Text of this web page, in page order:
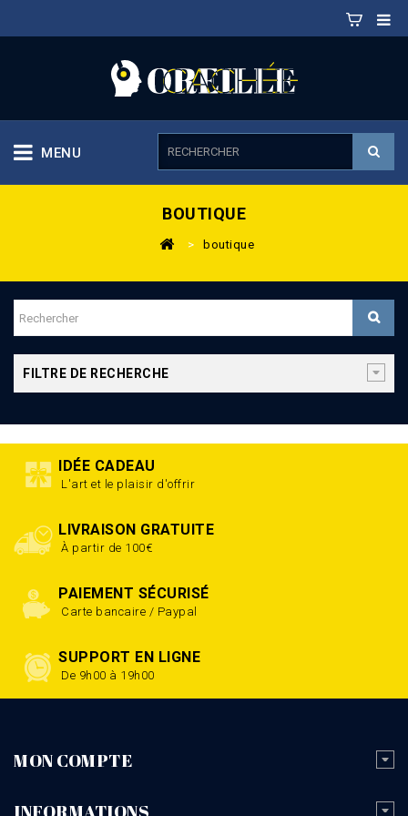
MENU
BOUTIQUE
> boutique
FILTRE DE RECHERCHE
IDÉE CADEAU
L'art et le plaisir d'offrir
LIVRAISON GRATUITE
À partir de 100€
PAIEMENT SÉCURISÉ
Carte bancaire / Paypal
SUPPORT EN LIGNE
De 9h00 à 19h00
MON COMPTE